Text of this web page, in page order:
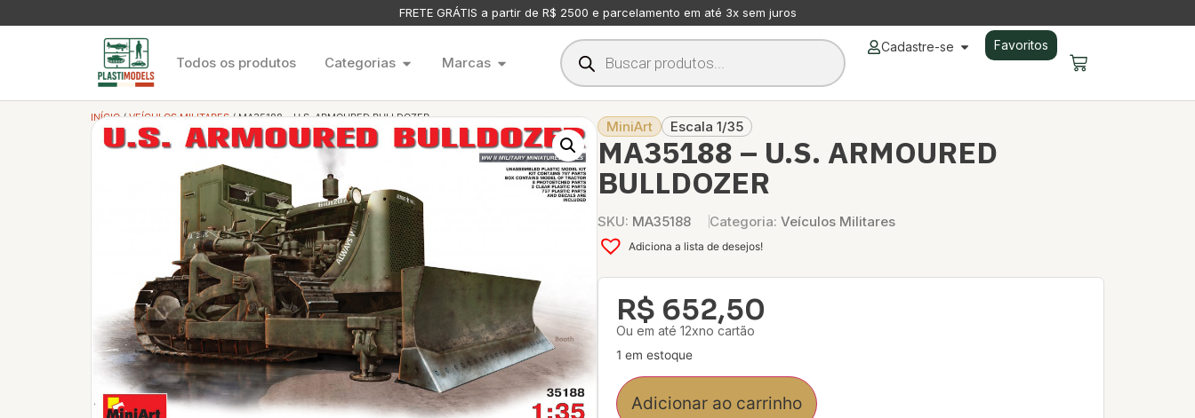
FRETE GRÁTIS a partir de R$ 2500 e parcelamento em até 3x sem juros
Todos os produtos Categorias Marcas
Cadastre-se Favoritos
INÍCIO/VEÍCULOS MILITARES/ MA35188 – U.S. ARMOURED BULLDOZER
MiniArt Escala 1/35
MA35188 – U.S. ARMOURED
BULLDOZER
SKU: MA35188 Categoria: Veículos Militares
Adiciona a lista de desejos!
R$ 652,50
Ou em até 12xno cartão
1 em estoque
Adicionar ao carrinho